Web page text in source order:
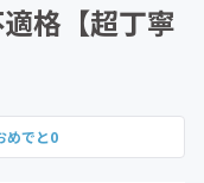
格【超丁寧
めでと0